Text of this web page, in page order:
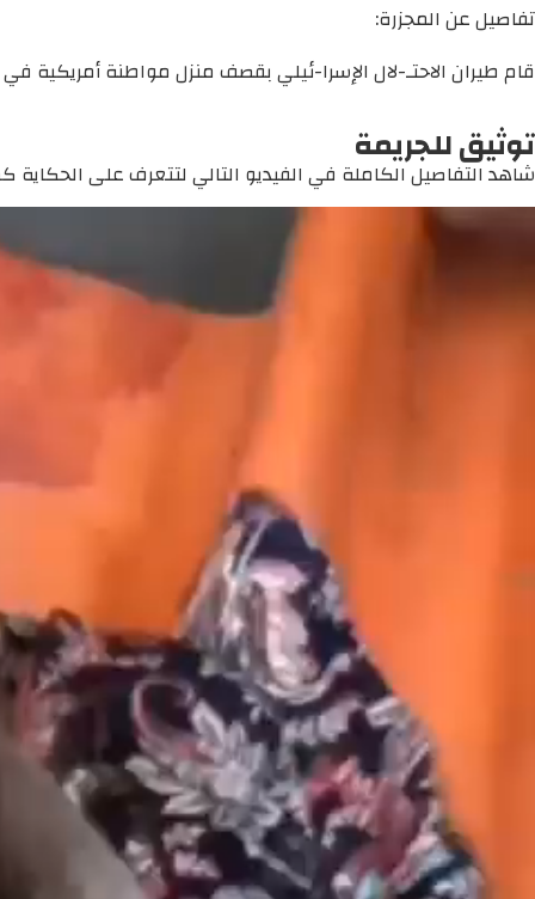
تفاصيل عن المجزرة:
قام طيران الاحتـ-لال الإسرا-ئيلي بقصف منزل مواطنة أمريكية
توثيق للجريمة
شاهد التفاصيل الكاملة في الفيديو التالي لتتعرف على الحكاية